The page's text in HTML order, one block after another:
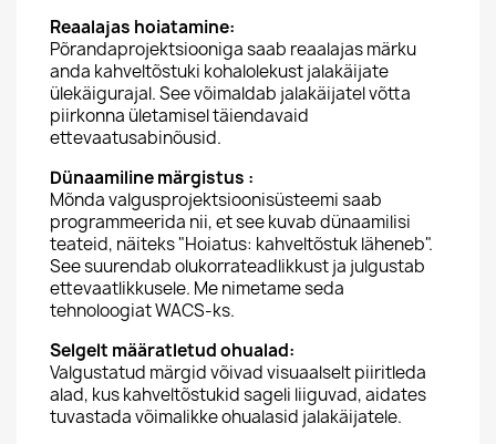
Reaalajas hoiatamine:
Põrandaprojektsiooniga saab reaalajas märku
anda kahveltõstuki kohalolekust jalakäijate
ülekäigurajal. See võimaldab jalakäijatel võtta
piirkonna ületamisel täiendavaid
ettevaatusabinõusid.
Dünaamiline märgistus :
Mõnda valgusprojektsioonisüsteemi saab
programmeerida nii, et see kuvab dünaamilisi
teateid, näiteks "Hoiatus: kahveltõstuk läheneb".
See suurendab olukorrateadlikkust ja julgustab
ettevaatlikkusele. Me nimetame seda
tehnoloogiat WACS-ks.
Selgelt määratletud ohualad:
Valgustatud märgid võivad visuaalselt piiritleda
alad, kus kahveltõstukid sageli liiguvad, aidates
tuvastada võimalikke ohualasid jalakäijatele.